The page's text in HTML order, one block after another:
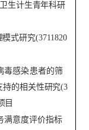
卫生计生青年科研
式研究(3711820
毒感染患者的筛
持的相关性研究(3
目
满意度评价指标